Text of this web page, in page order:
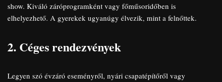
show. Kiváló záróprogramként vagy főműsoridőben is
elhelyezhető. A gyerekek ugyanúgy élvezik, mint a felnőttek.
2. Céges rendezvények
Legyen szó évzáró eseményről, nyári csapatépítőről vagy